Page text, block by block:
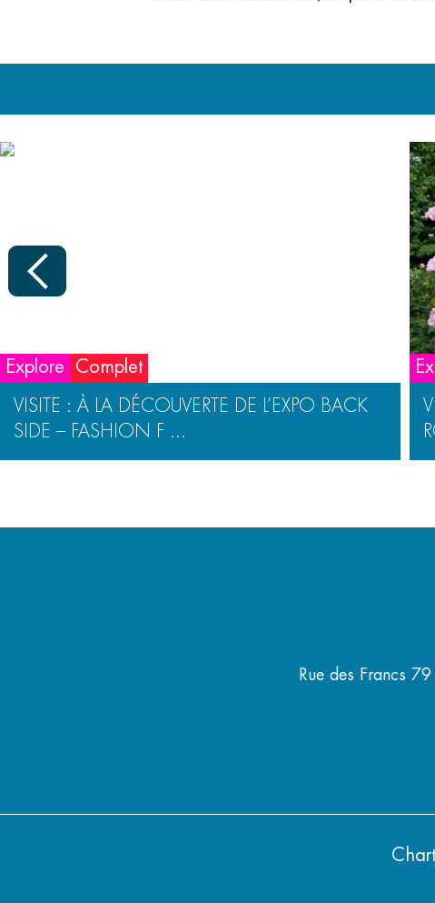
Explore Complet
VISITE : À LA DÉCOUVERTE DE L’EXPO BACK
SIDE – FASHION F ...
Rue des Francs